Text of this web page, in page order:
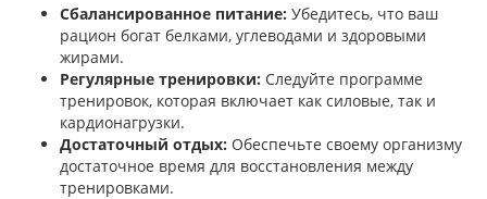
Сбалансированное питание: Убедитесь, что ваш
рацион богат белками, углеводами и здоровыми
жирами.
Регулярные тренировки: Следуйте программе
тренировок, которая включает как силовые, так и
кардионагрузки.
Достаточный отдых: Обеспечьте своему организму
достаточное время для восстановления между
тренировками.